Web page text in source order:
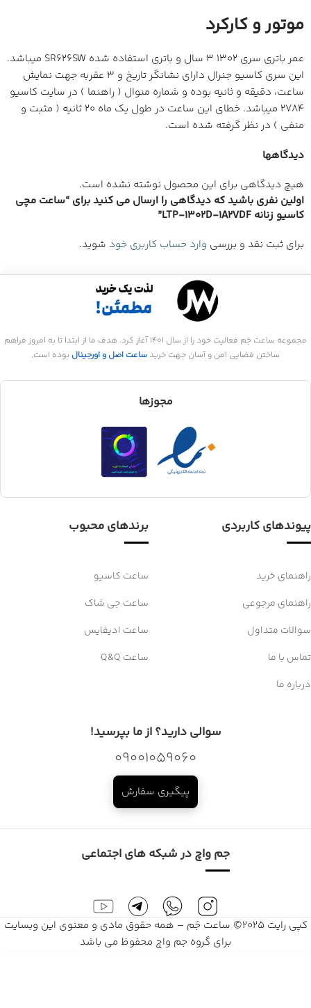
موتور و کارکرد
عمر باتری سری 1302 3 سال و باتری استفاده شده SR626SW میباشد.
این سری کاسیو جنرال دارای نشانگر تاریخ و 3 عقربه جهت نمایش
ساعت، دقیقه و ثانیه بوده و شماره منوال ( راهنما ) در سایت کاسیو
2784 میباشد. خطای این ساعت در طول یک ماه 20 ثانیه ( مثبت و
منفی ) در نظر گرفته شده است.
دیدگاهها
هیچ دیدگاهی برای این محصول نوشته نشده است.
اولین نفری باشید که دیدگاهی را ارسال می کنید برای “ساعت مچی
کاسیو زنانه LTP-1302D-1A2VDF”
برای ثبت نقد و بررسی وارد حساب کاربری خود شوید.
مجموعه ساعت جَم فعالیت خود را از سال 1401 آغاز کرد. هدف ما از ابتدا تا به امروز فراهم
ساختن فضایی امن و آسان جهت خرید ساعت اصل و اورجینال بوده است.
مجوزها
پیوندهای کاربردی
راهنمای خرید
راهنمای مرجوعی
سوالات متداول
تماس با ما
درباره ما
برندهای محبوب
ساعت کاسیو
ساعت جی شاک
ساعت ادیفایس
ساعت Q&Q
سوالی دارید؟ از ما بپرسید!
09001059060
پیگیری سفارش
جم واچ در شبکه های اجتماعی
کپی رایت 2025© ساعت جَم – همه حقوق مادی و معنوی این وبسایت
برای گروه جم واچ محفوظ می باشد